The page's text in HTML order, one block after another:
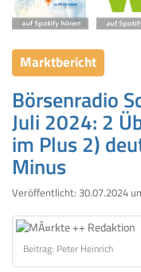
Marktbericht
Börsenradio
Juli 2024: 2
im Plus 2)
Minus
Veröffentlicht: 30.07.2024
Beitrag: Peter Heinrich